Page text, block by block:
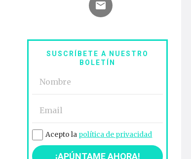
SUSCRÍBETE A NUESTRO
BOLETÍN
Acepto la política de privacidad